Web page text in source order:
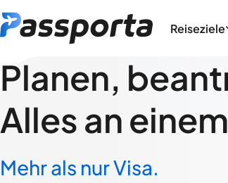
Reiseziele
Planen,
Alles an
Mehr als nur Visa.